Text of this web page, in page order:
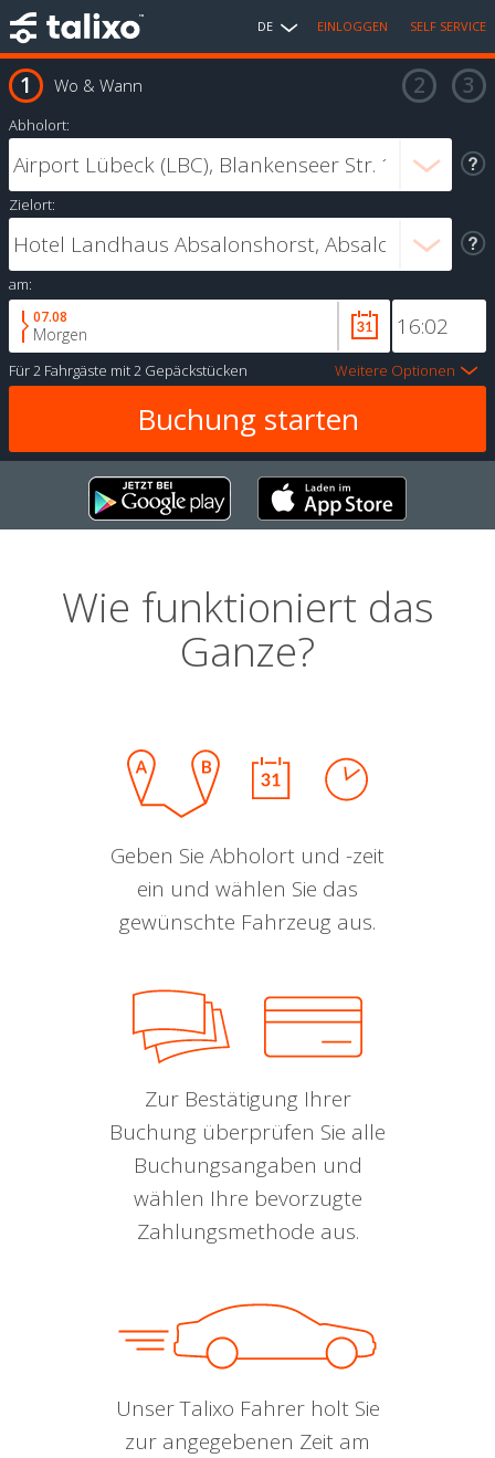
DE EINLOGGEN SELF SERVICE
Wo & Wann
Abholort:
Zielort:
am:
07.08
Morgen
Für2 Fahrgäste mit2 Gepäckstücken Weitere Optionen
Wie funktioniert das
Ganze?
Geben Sie Abholort und -zeit
ein und wählen Sie das
gewünschte Fahrzeug aus.
Zur Bestätigung Ihrer
Buchung überprüfen Sie alle
Buchungsangaben und
wählen Ihre bevorzugte
Zahlungsmethode aus.
Unser Talixo Fahrer holt Sie
zur angegebenen Zeit am